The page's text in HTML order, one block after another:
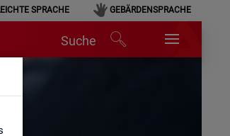
SPRACHE GEBÄRDENSPRACHE
Suche